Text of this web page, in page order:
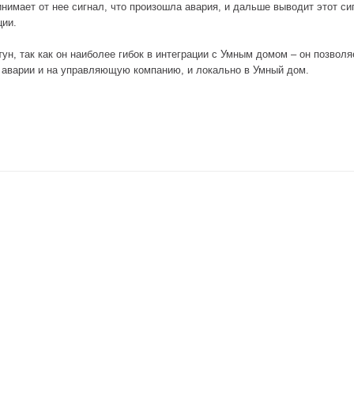
от нее сигнал, что произошла авария, и дальше выводит этот
так как он наиболее гибок в интеграции с Умным домом – он
аварии и на управляющую компанию, и локально в Умный дом.